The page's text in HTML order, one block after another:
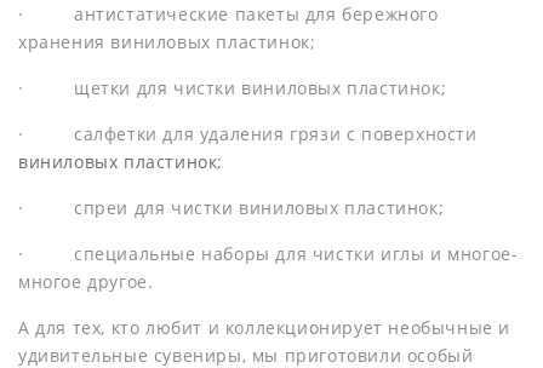
· антистатические пакеты для бережного
хранения виниловых пластинок;
· щетки для чистки виниловых пластинок;
· салфетки для удаления грязи с поверхности
виниловых пластинок;
· спреи для чистки виниловых пластинок;
· специальные наборы для чистки иглы и многое-
многое другое.
А для тех, кто любит и коллекционирует необычные и
удивительные сувениры, мы приготовили особый